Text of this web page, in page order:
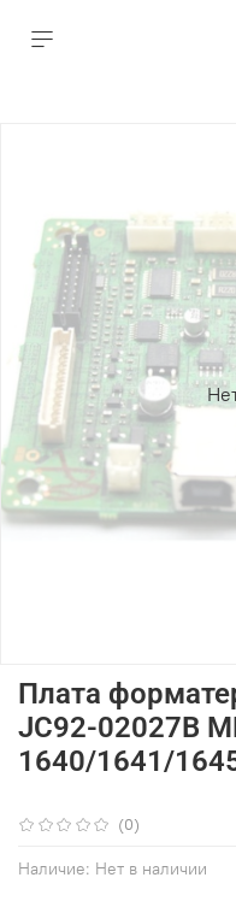
(0)
Наличие: Нет в наличии
Плата
JC92-02027B
1640/1641/